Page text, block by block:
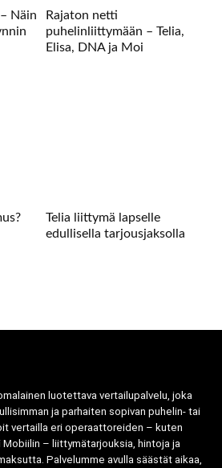
Näin
Rajaton netti
puhelinliittymään – Telia,
Elisa, DNA ja Moi
Telia liittymä lapselle
edullisella tarjousjaksolla
luotettava vertailupalvelu, joka
ja parhaiten sopivan puhelin- tai
vertailla eri operaattoreiden – kuten
Mobiilin – liittymätarjouksia, hintoja ja
Palvelumme avulla säästät aikaa,